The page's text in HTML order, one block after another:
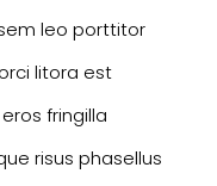
leo porttitor
litora est
fringilla
risus phasellus